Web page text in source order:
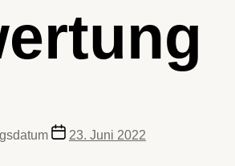
23. Juni 2022